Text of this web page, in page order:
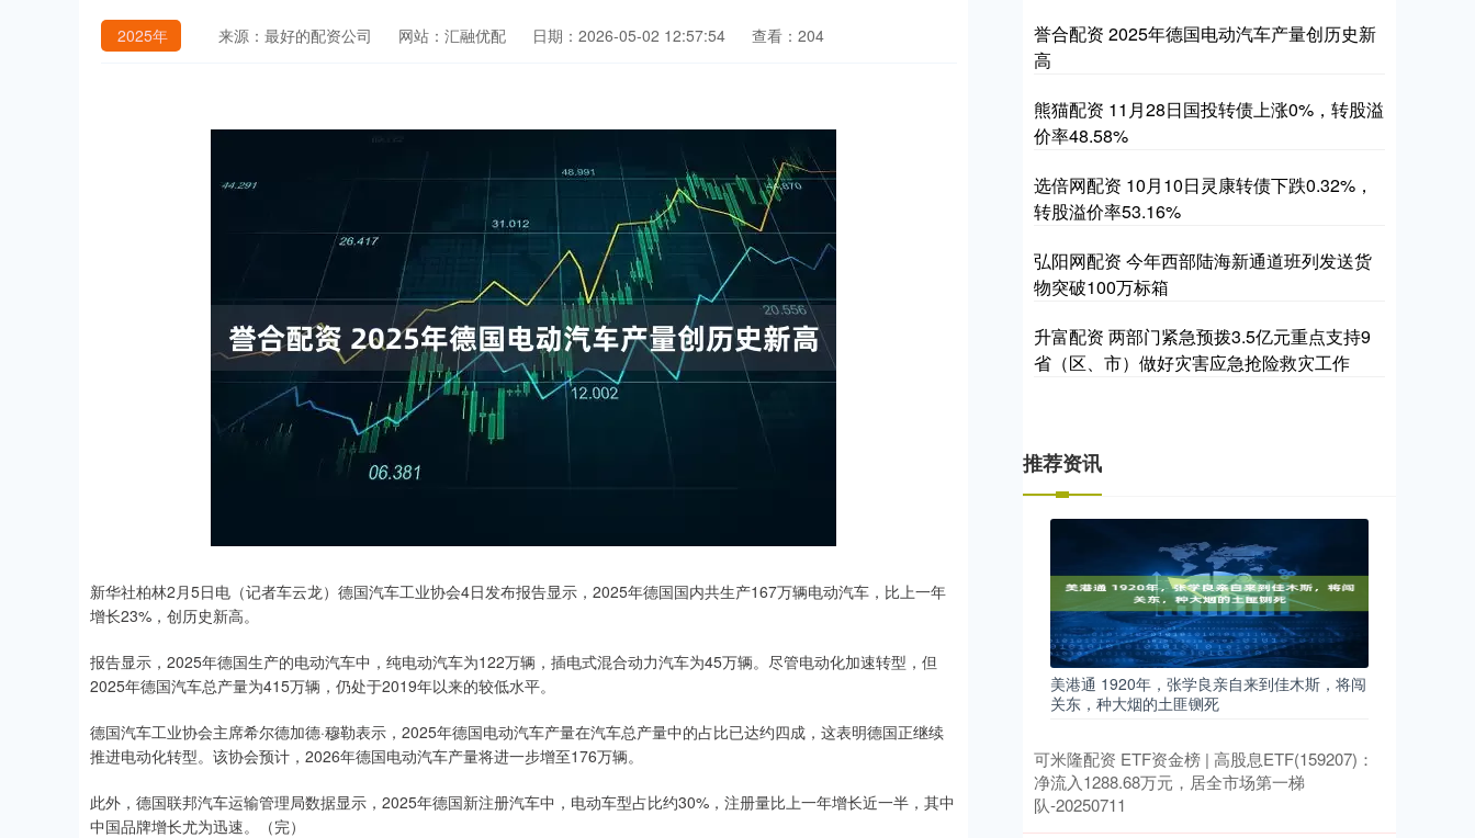
2025年 来源：最好的配资公司 网站：汇融优配 日期：2026-05-02 12:57:54 查看：204
新华社柏林2月5日电（记者车云龙）德国汽车工业协会4日发布报告显示，2025年德国国内共生产167万辆电动汽车，比上一年
增长23%，创历史新高。
报告显示，2025年德国生产的电动汽车中，纯电动汽车为122万辆，插电式混合动力汽车为45万辆。尽管电动化加速转型，但
2025年德国汽车总产量为415万辆，仍处于2019年以来的较低水平。
德国汽车工业协会主席希尔德加德·穆勒表示，2025年德国电动汽车产量在汽车总产量中的占比已达约四成，这表明德国正继续
推进电动化转型。该协会预计，2026年德国电动汽车产量将进一步增至176万辆。
此外，德国联邦汽车运输管理局数据显示，2025年德国新注册汽车中，电动车型占比约30%，注册量比上一年增长近一半，其中
中国品牌增长尤为迅速。（完）
誉合配资 2025年德国电动汽车产量创历史新
高
熊猫配资 11月28日国投转债上涨0%，转股溢
价率48.58%
选倍网配资 10月10日灵康转债下跌0.32%，
转股溢价率53.16%
弘阳网配资 今年西部陆海新通道班列发送货
物突破100万标箱
升富配资 两部门紧急预拨3.5亿元重点支持9
省（区、市）做好灾害应急抢险救灾工作
推荐资讯
美港通 1920年，张学良亲自来到佳木斯，将闯
关东，种大烟的土匪铡死
可米隆配资 ETF资金榜 | 高股息ETF(159207)：
净流入1288.68万元，居全市场第一梯
队-20250711